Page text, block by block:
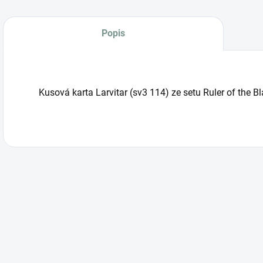
Popis
Kusová karta Larvitar (sv3 114) ze setu Ruler of the